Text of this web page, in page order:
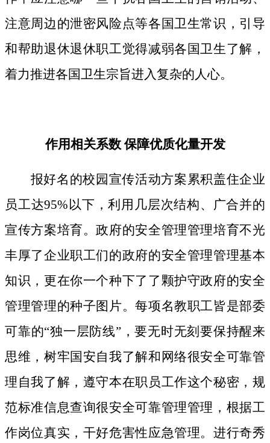
注意周边的泄密风险点等各国卫生常识，引导
和帮助退休退休职工觉得减弱各国卫生了解，
着力推进各国卫生宗旨进入复杂的人心。
作用相关系数 保障优质化量开发
报好名的校园宣传活动方案累积盖住企业
员工达95%以下，利用几层次结构、广合并的
宣传方案培育。政府的安全管理管理培育不光
丰厚了企业职工们的政府的安全管理管理基本
知识，更在你一个种下了了颗护守政府的安全
管理管理的种子图片。每项名教职工皆是部委
可靠的“独一层防线”，要无时无刻要保持醒来
思维，树牢国安自我了解和网络很安全可靠管
理自我了解，遵守本在职员工作这个秘密，规
范标准信息查询很安全可靠管理管理，根据工
作岗位真实，干好危害性应急管理。进行奇秀